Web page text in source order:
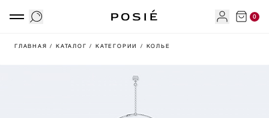
0
ГЛАВНАЯ/ КАТАЛОГ/ КАТЕГОРИИ/ КОЛЬЕ